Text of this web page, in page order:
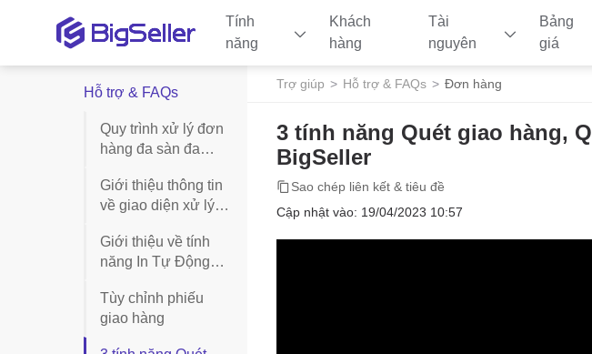
Tính
năng
Khách
hàng
Tài
nguyên
Bảng
giá
Hỗ trợ & FAQs
Quy trình xử lý đơn
hàng đa sàn đa
Giới thiệu thông tin
về giao diện xử lý
Giới thiệu về tính
năng In Tự Động
BigSeller
Tùy chỉnh phiếu
giao hàng
Trợ giúp Hỗ trợ & FAQs Đơn hàng
3 tính năng Quét giao hàng,
BigSeller
Sao chép liên kết & tiêu đề
Cập nhật vào: 19/04/2023 10:57